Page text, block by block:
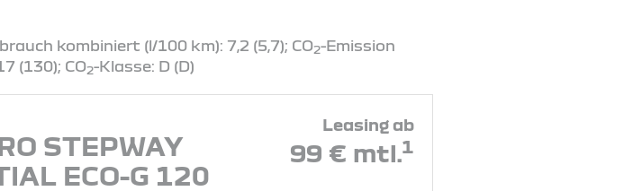
kombiniert (l/100 km): 7,2 (5,7); CO2-Emission
(130); CO2-Klasse: D (D)
STEPWAY
ECO-G 120
Leasing ab
99 € mtl.1